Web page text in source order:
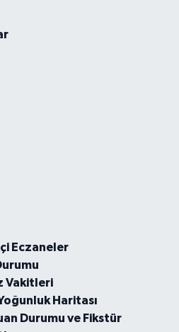
Eczaneler
Vakitleri
Haritası
Durumu ve Fikstür